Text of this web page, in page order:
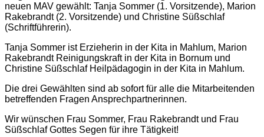
neuen MAV gewählt: Tanja Sommer (1. Vorsitzende), Marion
Rakebrandt (2. Vorsitzende) und Christine Süßschlaf
(Schriftführerin).
Tanja Sommer ist Erzieherin in der Kita in Mahlum, Marion
Rakebrandt Reinigungskraft in der Kita in Bornum und
Christine Süßschlaf Heilpädagogin in der Kita in Mahlum.
Die drei Gewählten sind ab sofort für alle die Mitarbeitenden
betreffenden Fragen Ansprechpartnerinnen.
Wir wünschen Frau Sommer, Frau Rakebrandt und Frau
Süßschlaf Gottes Segen für ihre Tätigkeit!